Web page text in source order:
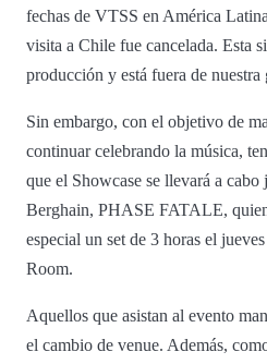
fechas de VTSS en América
visita a Chile fue cancelada. Esta
producción y está fuera de nuestra
Sin embargo, con el objetivo de
continuar celebrando la música,
que el Showcase se llevará a cabo
Berghain, PHASE FATALE,
especial un set de 3 horas el
Room.
Aquellos que asistan al evento
el cambio de venue. Además,